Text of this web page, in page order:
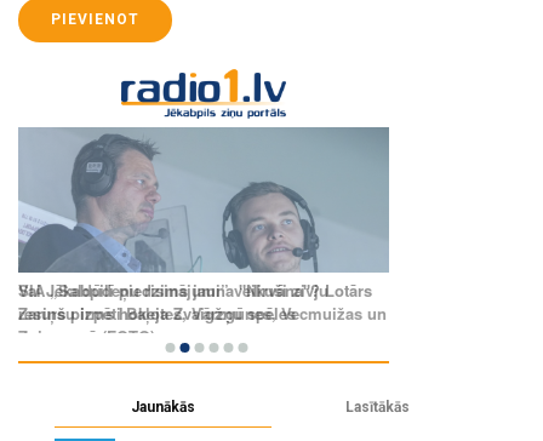
PIEVIENOT
Jaunākās Lasītākās